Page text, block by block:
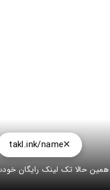
takl.ink/name
همین حالا تک لینک رایگان